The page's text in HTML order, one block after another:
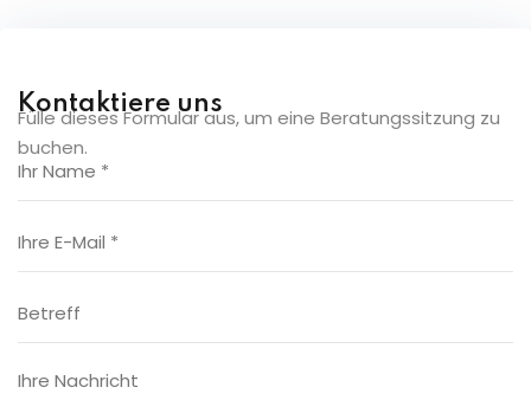
Kontaktiere uns
Fülle dieses Formular aus, um eine Beratungssitzung zu
buchen.